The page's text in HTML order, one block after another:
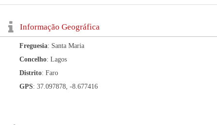
Informação Geográfica
Freguesia: Santa Maria
Concelho: Lagos
Distrito: Faro
GPS: 37.097878, -8.677416